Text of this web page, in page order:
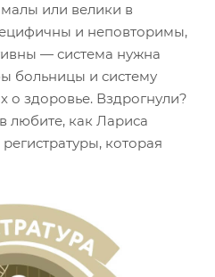
или велики в
и неповторимы,
— система нужна
больницы и систему
о здоровье. Вздрогнули?
любите, как Лариса
которая